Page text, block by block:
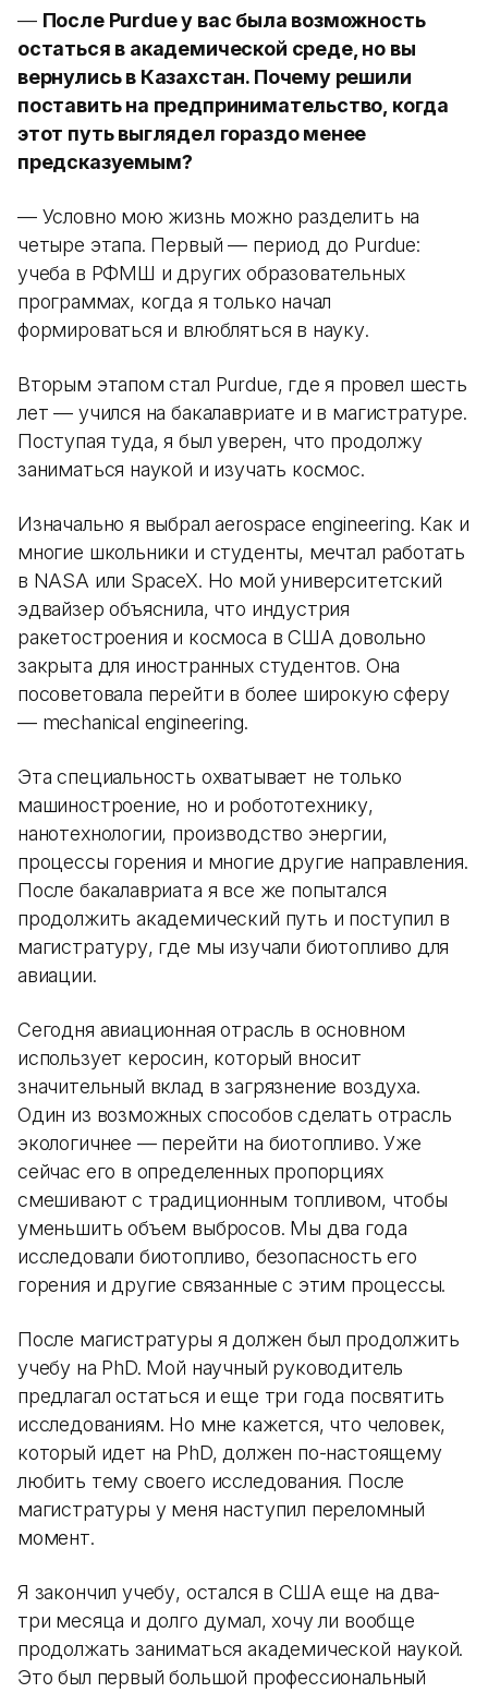
— После Purdue у вас была возможность
остаться в академической среде, но вы
вернулись в Казахстан. Почему решили
поставить на предпринимательство, когда
этот путь выглядел гораздо менее
предсказуемым?
— Условно мою жизнь можно разделить на
четыре этапа. Первый — период до Purdue:
учеба в РФМШ и других образовательных
программах, когда я только начал
формироваться и влюбляться в науку.
Вторым этапом стал Purdue, где я провел шесть
лет — учился на бакалавриате и в магистратуре.
Поступая туда, я был уверен, что продолжу
заниматься наукой и изучать космос.
Изначально я выбрал aerospace engineering. Как и
многие школьники и студенты, мечтал работать
в NASA или SpaceX. Но мой университетский
эдвайзер объяснила, что индустрия
ракетостроения и космоса в США довольно
закрыта для иностранных студентов. Она
посоветовала перейти в более широкую сферу
— mechanical engineering.
Эта специальность охватывает не только
машиностроение, но и робототехнику,
нанотехнологии, производство энергии,
процессы горения и многие другие направления.
После бакалавриата я все же попытался
продолжить академический путь и поступил в
магистратуру, где мы изучали биотопливо для
авиации.
Сегодня авиационная отрасль в основном
использует керосин, который вносит
значительный вклад в загрязнение воздуха.
Один из возможных способов сделать отрасль
экологичнее — перейти на биотопливо. Уже
сейчас его в определенных пропорциях
смешивают с традиционным топливом, чтобы
уменьшить объем выбросов. Мы два года
исследовали биотопливо, безопасность его
горения и другие связанные с этим процессы.
После магистратуры я должен был продолжить
учебу на PhD. Мой научный руководитель
предлагал остаться и еще три года посвятить
исследованиям. Но мне кажется, что человек,
который идет на PhD, должен по-настоящему
любить тему своего исследования. После
магистратуры у меня наступил переломный
момент.
Я закончил учебу, остался в США еще на два-
три месяца и долго думал, хочу ли вообще
продолжать заниматься академической наукой.
Это был первый большой профессиональный